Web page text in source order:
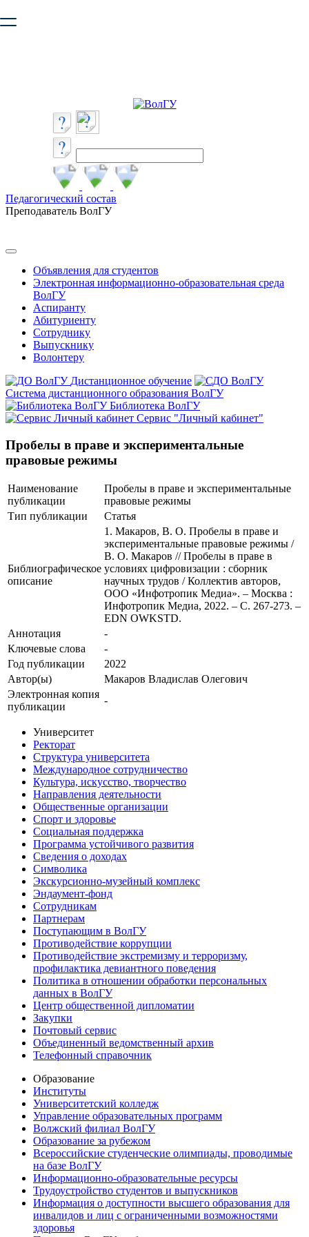
безопасную работу с сайтом. Пожалуйста
Педагогический состав
Преподаватель ВолГУ
Объявления для студентов
Электронная информационно-образовательная среда
ВолГУ
Аспиранту
Абитуриенту
Сотруднику
Выпускнику
Волонтеру
Дистанционное обучение
Система дистанционного образования ВолГУ
Библиотека ВолГУ
Сервис "Личный кабинет"
Пробелы в праве и экспериментальные
правовые режимы
Наименование
публикации
Пробелы в праве и экспериментальные
правовые режимы
Тип публикации
Статья
Библиографическое
описание
1. Макаров, В. О. Пробелы в праве и
экспериментальные правовые режимы /
В. О. Макаров // Пробелы в праве в
условиях цифровизации : сборник
научных трудов / Коллектив авторов,
ООО «Инфотропик Медиа». – Москва :
Инфотропик Медиа, 2022. – С. 267-273. –
EDN OWKSTD.
Аннотация
-
Ключевые cлова
-
Год публикации
2022
Автор(ы)
Макаров Владислав Олегович
Электронная копия
публикации
-
Университет
Ректорат
Структура университета
Международное сотрудничество
Культура, искусство, творчество
Направления деятельности
Общественные организации
Спорт и здоровье
Социальная поддержка
Программа устойчивого развития
Сведения о доходах
Символика
Экскурсионно-музейный комплекс
Эндаумент-фонд
Сотрудникам
Партнерам
Поступающим в ВолГУ
Противодействие коррупции
Противодействие экстремизму и терроризму,
профилактика девиантного поведения
Политика в отношении обработки персональных
данных в ВолГУ
Центр общественной дипломатии
Закупки
Почтовый сервис
Объединенный ведомственный архив
Телефонный справочник
Образование
Институты
Университетский колледж
Управление образовательных программ
Волжский филиал ВолГУ
Образование за рубежом
Всероссийские студенческие олимпиады, проводимые
на базе ВолГУ
Информационно-образовательные ресурсы
Трудоустройство студентов и выпускников
Информация о доступности высшего образования для
инвалидов и лиц с ограниченными возможностями
здоровья